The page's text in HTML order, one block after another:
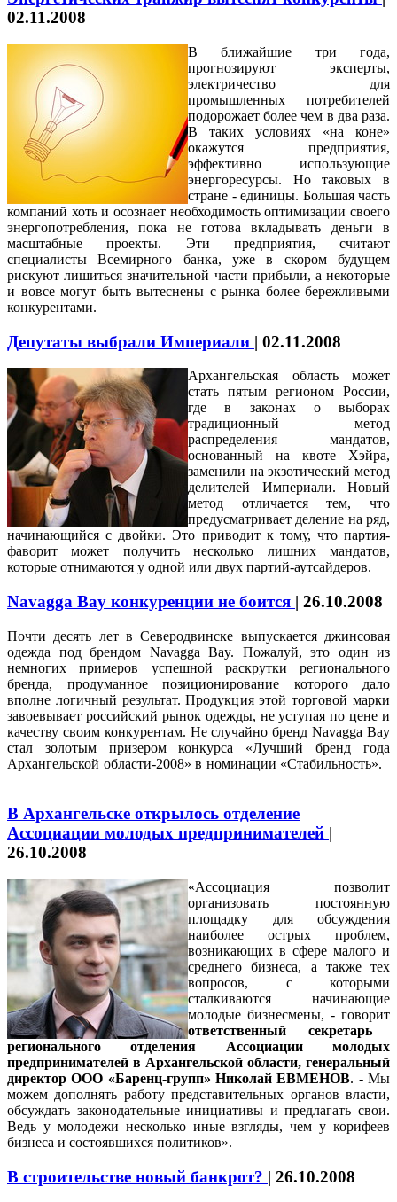
02.11.2008
В ближайшие три года,
прогнозируют эксперты,
электричество для
промышленных потребителей
подорожает более чем в два раза.
В таких условиях «на коне»
окажутся предприятия,
эффективно использующие
энергоресурсы. Но таковых в
стране - единицы. Большая часть
компаний хоть и осознает необходимость оптимизации своего
энергопотребления, пока не готова вкладывать деньги в
масштабные проекты. Эти предприятия, считают
специалисты Всемирного банка, уже в скором будущем
рискуют лишиться значительной части прибыли, а некоторые
и вовсе могут быть вытеснены с рынка более бережливыми
конкурентами.
Депутаты выбрали Империали | 02.11.2008
Архангельская область может
стать пятым регионом России,
где в законах о выборах
традиционный метод
распределения мандатов,
основанный на квоте Хэйра,
заменили на экзотический метод
делителей Империали. Новый
метод отличается тем, что
предусматривает деление на ряд,
начинающийся с двойки. Это приводит к тому, что партия-
фаворит может получить несколько лишних мандатов,
которые отнимаются у одной или двух партий-аутсайдеров.
Navagga Bay конкуренции не боится | 26.10.2008
Почти десять лет в Северодвинске выпускается джинсовая
одежда под брендом Navagga Bay. Пожалуй, это один из
немногих примеров успешной раскрутки регионального
бренда, продуманное позиционирование которого дало
вполне логичный результат. Продукция этой торговой марки
завоевывает российский рынок одежды, не уступая по цене и
качеству своим конкурентам. Не случайно бренд Navagga Bay
стал золотым призером конкурса «Лучший бренд года
Архангельской области-2008» в номинации «Стабильность».
В Архангельске открылось отделение
Ассоциации молодых предпринимателей |
26.10.2008
«Ассоциация позволит
организовать постоянную
площадку для обсуждения
наиболее острых проблем,
возникающих в сфере малого и
среднего бизнеса, а также тех
вопросов, с которыми
сталкиваются начинающие
молодые бизнесмены, - говорит
ответственный секретарь
регионального отделения Ассоциации молодых
предпринимателей в Архангельской области, генеральный
директор ООО «Баренц-групп» Николай ЕВМЕНОВ. - Мы
можем дополнять работу представительных органов власти,
обсуждать законодательные инициативы и предлагать свои.
Ведь у молодежи несколько иные взгляды, чем у корифеев
бизнеса и состоявшихся политиков».
В строительстве новый банкрот? | 26.10.2008